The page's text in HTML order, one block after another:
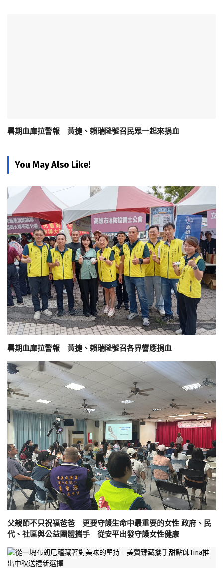
暑期血庫拉警報 黃捷、賴瑞隆號召民眾一起來捐血
You May Also Like!
暑期血庫拉警報 黃捷、賴瑞隆號召各界響應捐血
父親節不只祝福爸爸 更要守護生命中最重要的女性 政府、民
代、社區與公益團體攜手 從安平出發守護女性健康